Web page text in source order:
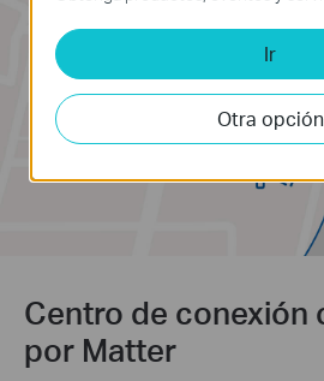
Tapo
El aire
Centro de
por Matter
Ir
Otra opción